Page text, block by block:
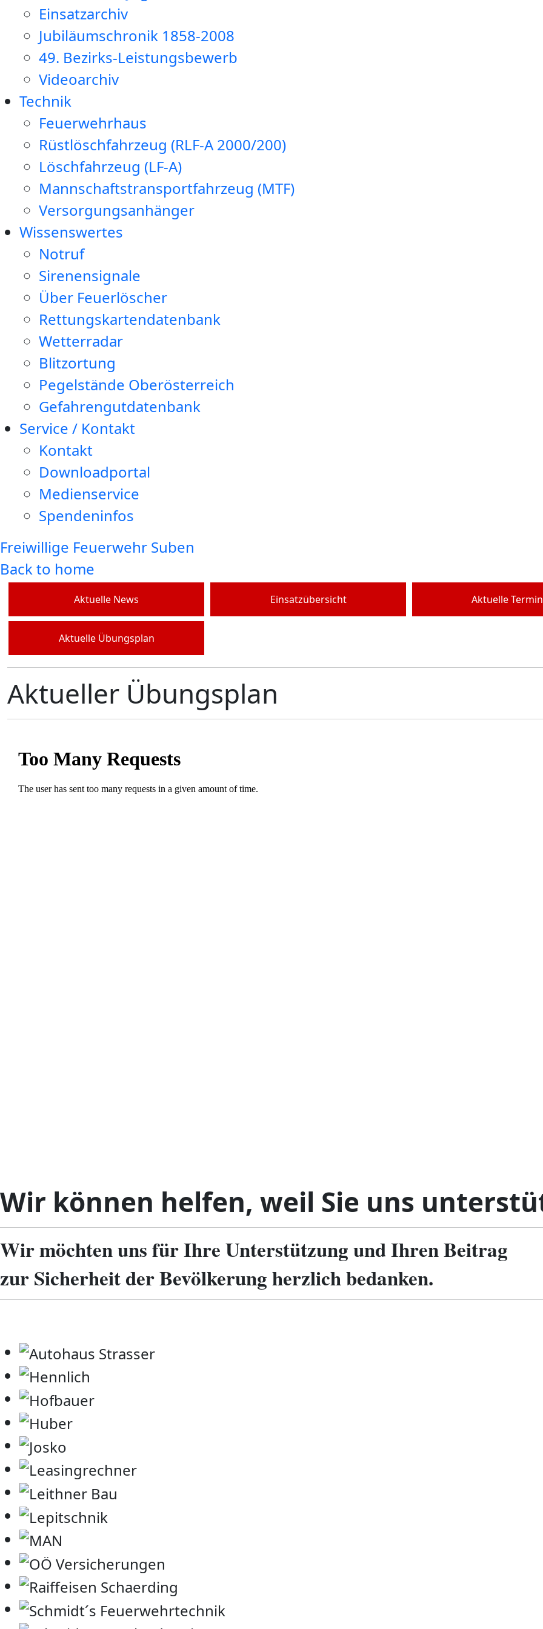
Einsatzarchiv
Jubiläumschronik 1858-2008
49. Bezirks-Leistungsbewerb
Videoarchiv
Technik
Feuerwehrhaus
Rüstlöschfahrzeug (RLF-A 2000/200)
Löschfahrzeug (LF-A)
Mannschaftstransportfahrzeug (MTF)
Versorgungsanhänger
Wissenswertes
Notruf
Sirenensignale
Über Feuerlöscher
Rettungskartendatenbank
Wetterradar
Blitzortung
Pegelstände Oberösterreich
Gefahrengutdatenbank
Service / Kontakt
Kontakt
Downloadportal
Medienservice
Spendeninfos
Freiwillige Feuerwehr Suben
Back to home
Aktuelle News Einsatzübersicht Aktuelle
Aktuelle Übungsplan
Aktueller Übungsplan
Wir können helfen, weil Sie uns
Wir möchten uns für Ihre Unterstützung und Ihren Beitrag
zur Sicherheit der Bevölkerung herzlich bedanken.